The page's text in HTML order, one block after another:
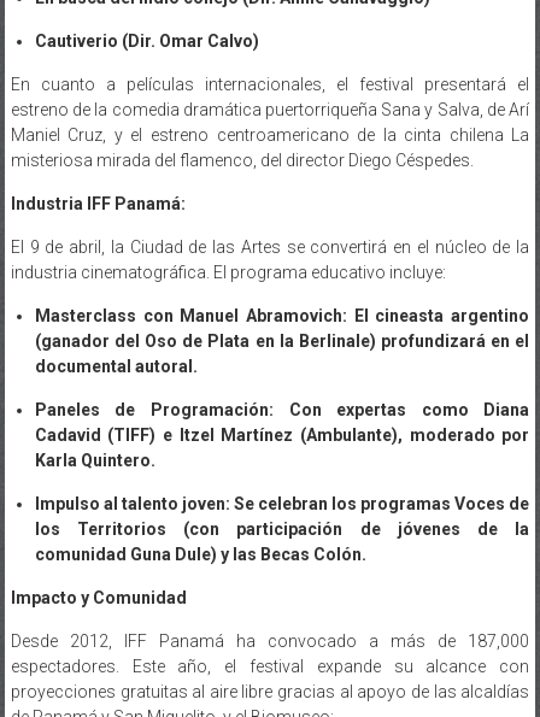
Cautiverio (Dir. Omar Calvo)
En cuanto a películas internacionales, el festival presentará el
estreno de la comedia dramática puertorriqueña Sana y Salva, de Arí
Maniel Cruz, y el estreno centroamericano de la cinta chilena La
misteriosa mirada del flamenco, del director Diego Céspedes.
Industria IFF Panamá:
El 9 de abril, la Ciudad de las Artes se convertirá en el núcleo de la
industria cinematográfica. El programa educativo incluye:
Masterclass con Manuel Abramovich: El cineasta argentino
(ganador del Oso de Plata en la Berlinale) profundizará en el
documental autoral.
Paneles de Programación: Con expertas como Diana
Cadavid (TIFF) e Itzel Martínez (Ambulante), moderado por
Karla Quintero.
Impulso al talento joven: Se celebran los programas Voces de
los Territorios (con participación de jóvenes de la
comunidad Guna Dule) y las Becas Colón.
Impacto y Comunidad
Desde 2012, IFF Panamá ha convocado a más de 187,000
espectadores. Este año, el festival expande su alcance con
proyecciones gratuitas al aire libre gracias al apoyo de las alcaldías